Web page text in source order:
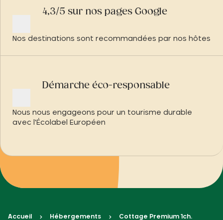
4,3/5 sur nos pages Google
Nos destinations sont recommandées par nos hôtes
Démarche éco-responsable
Nous nous engageons pour un tourisme durable
avec l'Écolabel Européen
Accueil Hébergements Cottage Premium 1ch.